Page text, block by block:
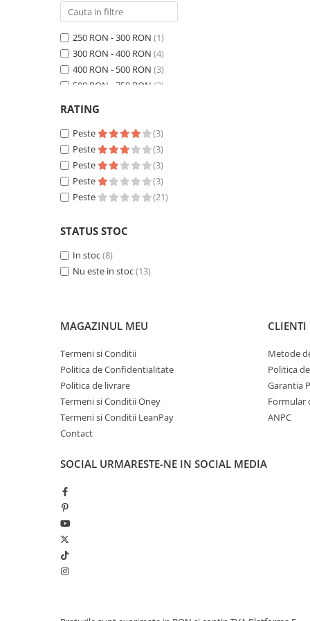
250 RON - 300 RON (1)
300 RON - 400 RON (4)
400 RON - 500 RON (3)
500 RON - 750 RON (3)
Peste 1000 RON
RATING
Peste
(3)
Peste
(3)
Peste
(3)
Peste
(3)
Peste
(21)
STATUS STOC
In stoc(8)
Nu este in stoc(13)
MAGAZINUL MEU
Termeni si Conditii
Politica de Confidentialitate
Politica de livrare
Termeni si Conditii Oney
Termeni si Conditii LeanPay
Contact
CLIENTI
Metode
Politica
Garantia
Formular
ANPC
SOCIAL URMARESTE-NE IN SOCIAL MEDIA